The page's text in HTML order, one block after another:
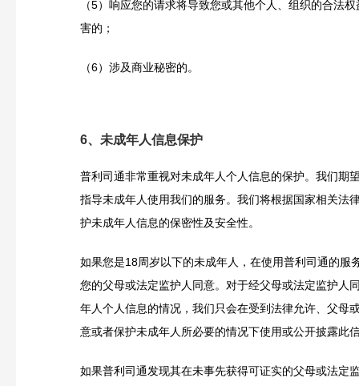
（5）响应您的请求将导致您或其他个人、组织的合法
害的；
（6）涉及商业秘密的。
6、未成年人信息保护
普利司通非常重视对未成年人个人信息的保护。我们期
指导未成年人使用我们的服务。我们将根据国家相关法
护未成年人信息的保密性及安全性。
如果您是18周岁以下的未成年人，在使用普利司通的服
您的父母或法定监护人同意。对于经父母或法定监护人
年人个人信息的情况，我们只会在受到法律允许、父母
意或者保护未成年人所必要的情况下使用或公开披露此
如果普利司通发现其在未事先获得可证实的父母或法定